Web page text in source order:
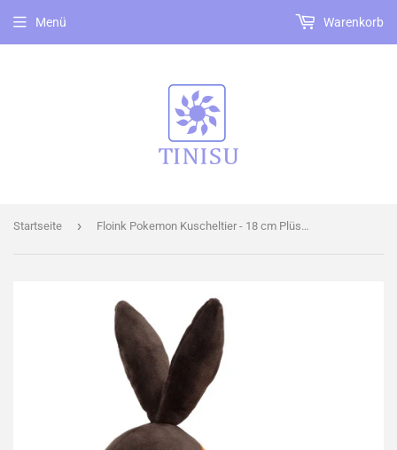
Menü Warenkorb
Startseite › Floink Pokemon Kuscheltier - 18 cm Plüschtier Tepig Stofftier